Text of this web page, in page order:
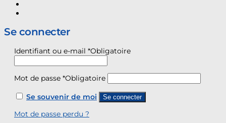
Se connecter
Identifiant ou e-mail *Obligatoire
Mot de passe *Obligatoire
Se souvenir de moi Se connecter
Mot de passe perdu ?